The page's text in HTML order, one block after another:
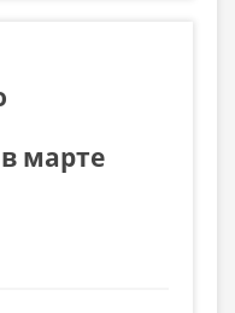
марте